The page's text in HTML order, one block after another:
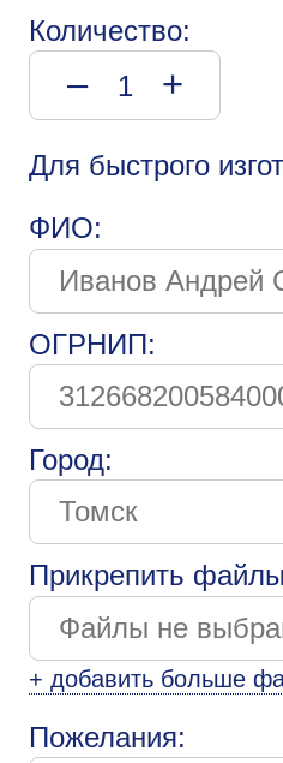
Количество:
– +
Для быстрого
ФИО:
ОГРНИП:
Город:
Прикрепить
+ добавить больше
Пожелания: